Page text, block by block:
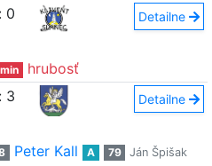
: 0 Detailne
hrubosť
: 3 Detailne
Peter Kall A 79
Ján Špišak